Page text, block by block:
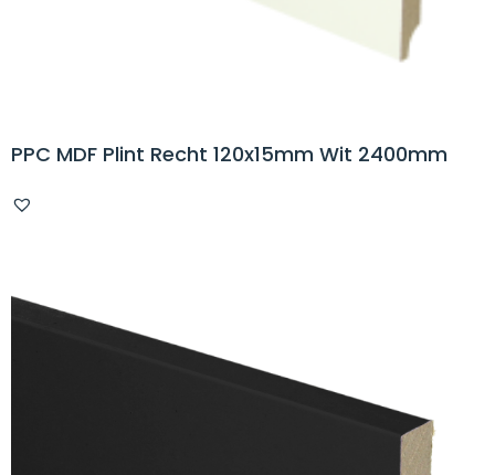
PPC MDF Plint Recht 120x15mm Wit 2400mm